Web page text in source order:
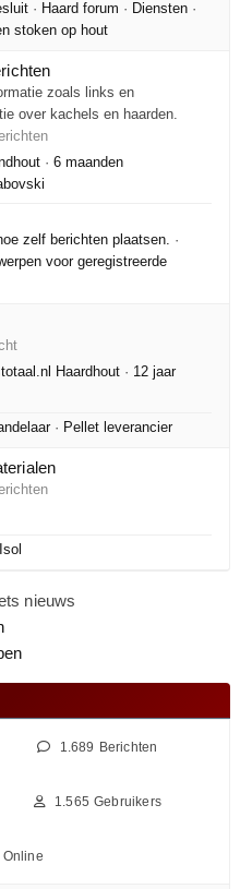
· Haard forum · Diensten ·
stoken op hout
zoals links en
over kachels en haarden.
· 6 maanden
zelf berichten plaatsen. ·
voor geregistreerde
Haardhout · 12 jaar
· Pellet leverancier
nieuws
1.689 Berichten
1.565 Gebruikers
Online